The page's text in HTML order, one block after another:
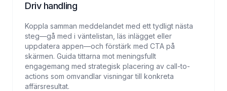
Driv handling
Koppla samman meddelandet med ett tydligt nästa
steg—gå med i väntelistan, läs inlägget eller
uppdatera appen—och förstärk med CTA på
skärmen. Guida tittarna mot meningsfullt
engagemang med strategisk placering av call-to-
actions som omvandlar visningar till konkreta
affärsresultat.